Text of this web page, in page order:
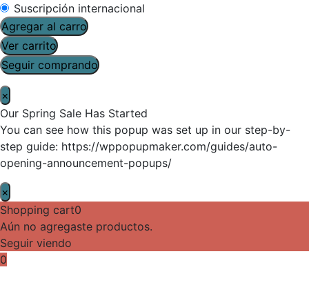
Suscripción internacional
Agregar al carro
Ver carrito
Seguir comprando
×
Our Spring Sale Has Started
You can see how this popup was set up in our step-by-
step guide: https://wppopupmaker.com/guides/auto-
opening-announcement-popups/
×
Shopping cart0
Aún no agregaste productos.
Seguir viendo
0